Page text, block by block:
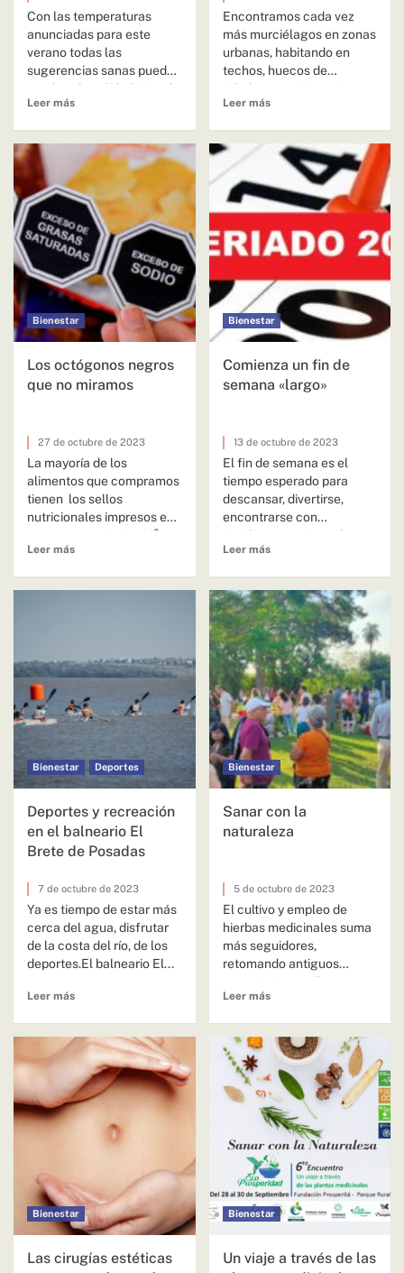
Con las temperaturas
anunciadas para este
verano todas las
sugerencias sanas pueden
resultar de utilidad. Una de
las hortalizas que...
Leer más
Encontramos cada vez
más murciélagos en zonas
urbanas, habitando en
techos, huecos de
árboles, en sitios más
oscuros o protegidos...
Leer más
Bienestar
Los octógonos negros
que no miramos
27 de octubre de 2023
La mayoría de los
alimentos que compramos
tienen los sellos
nutricionales impresos en
sus envases. La Ley N°
27.642 de Promoción...
Leer más
Bienestar
Comienza un fin de
semana «largo»
13 de octubre de 2023
El fin de semana es el
tiempo esperado para
descansar, divertirse,
encontrarse con
familiares y amigos, hacer
deportes, recuperarse
Leer más
Bienestar Deportes
Deportes y recreación
en el balneario El
Brete de Posadas
7 de octubre de 2023
Ya es tiempo de estar más
cerca del agua, disfrutar
de la costa del río, de los
deportes.El balneario El...
Leer más
Bienestar
Sanar con la
naturaleza
5 de octubre de 2023
El cultivo y empleo de
hierbas medicinales suma
más seguidores,
retomando antiguos
conocimientos. En
Misiones muchas
Leer más
Bienestar
Las cirugías estéticas
Bienestar
Un viaje a través de las